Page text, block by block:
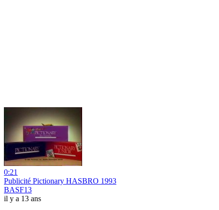
0:21
Publicité Pictionary HASBRO 1993
BASF13
il y a 13 ans